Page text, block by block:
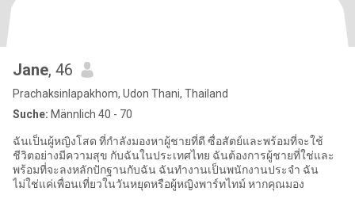
Jane, 46
Prachaksinlapakhom, Udon Thani, Thailand
Suche: Männlich 40 - 70
ฉันเป็นผู้หญิงโสด ที่กำลังมองหาผู้ชายที่ดี ซื่อสัตย์และพร้อมที่จะใช้
ชีวิตอย่างมีความสุข กับฉันในประเทศไทย ฉันต้องการผู้ชายที่ใช่และ
พร้อมที่จะลงหลักปักฐานกับฉัน ฉันทำงานเป็นพนักงานประจำ ฉัน
ไม่ใช่แค่เพื่อนเที่ยวในวันหยุดหรือผู้หญิงพาร์ทไทม์ หากคุณมอง